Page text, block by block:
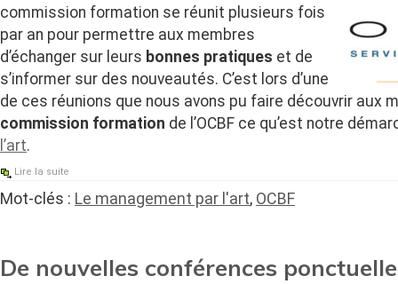
commission formation se réunit plusieurs fois
par an pour permettre aux membres
d’échanger sur leurs bonnes pratiques et de
s’informer sur des nouveautés. C’est lors d’une
de ces réunions que nous avons pu faire découvrir aux
commission formation de l’OCBF ce qu’est notre
l’art.
Lire la suite
Mot-clés : Le management par l'art, OCBF
De nouvelles conférences